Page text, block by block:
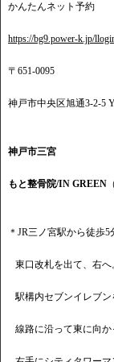
かんたんネット予約
https://bg9.power-k.jp/
〒651-0095
神戸市中央区旭通3-2-5
神戸市三宮
もと整骨院/IN GREEN
＊JR三ノ宮駅から徒歩5
東口改札を出て、右へ
駅構内セブンイレブン
線路に沿って東に向か